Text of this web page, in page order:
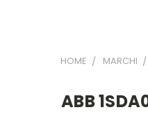
HOME MARCHI
ABB